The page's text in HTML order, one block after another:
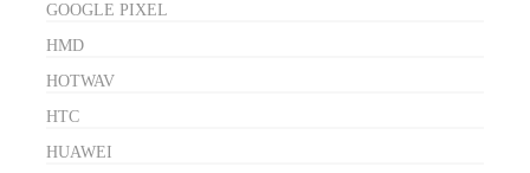
GOOGLE PIXEL
HMD
HOTWAV
HTC
HUAWEI